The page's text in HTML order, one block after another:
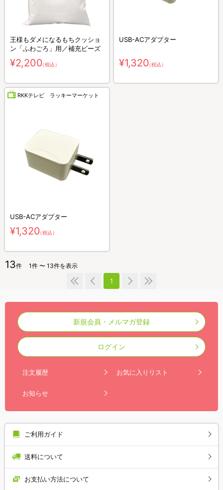
王様もダメになるもちクッショ
ン「ふわごろ」用／補充ビーズ
¥2,200（税込）
USB-ACアダプター
¥1,320（税込）
RKKテレビ ラッキーマーケット
USB-ACアダプター
¥1,320（税込）
13件 1件 〜 13件を表示
1
新規会員・メルマガ登録
ログイン
注文履歴 お気に入りリスト
お知らせ
ご利用ガイド
送料について
お支払い方法について